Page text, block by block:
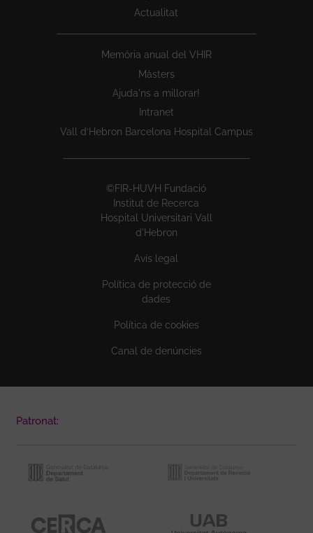
Actualitat
Memòria anual del VHIR
Màsters
Ajuda'ns a millorar!
Intranet
Vall d’Hebron Barcelona Hospital Campus
©FIR-HUVH Fundació
Institut de Recerca
Hospital Universitari Vall
d'Hebron
Avís legal
Política de protecció de
dades
Política de cookies
Canal de denúncies
Patronat: